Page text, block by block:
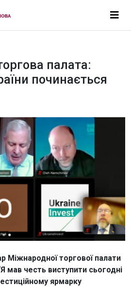
палата:
починається
Міжнародної торгової палати
мав честь виступити сьогодні
ярмарку